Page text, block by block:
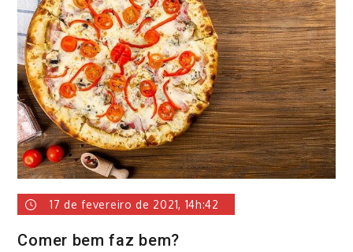
17 de fevereiro de 2021, 14h:42
Comer bem faz bem?